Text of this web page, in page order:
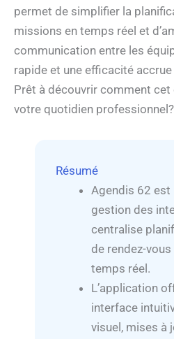
permet de simplifier la
missions en temps réel et
communication entre les
rapide et une efficacité
Prêt à découvrir comment
votre quotidien professionnel?
Résumé
Agendis 62 est
gestion des
centralise
de rendez-
temps réel.
L’application
interface
visuel, mises à